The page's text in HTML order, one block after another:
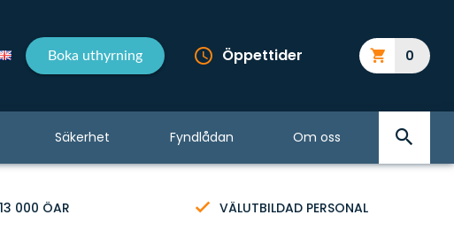
Boka uthyrning Öppettider 0
Säkerhet Fyndlådan Om oss
13 000 ÖAR VÄLUTBILDAD PERSONAL